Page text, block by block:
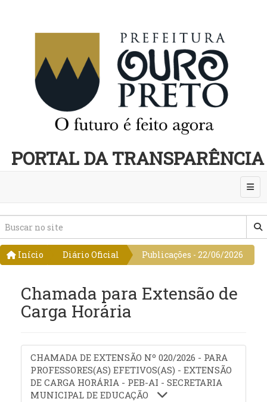
PORTAL DA TRANSPARÊNCIA
Início Diário Oficial Publicações - 22/06/2026
Chamada para Extensão de
Carga Horária
CHAMADA DE EXTENSÃO Nº 020/2026 - PARA
PROFESSORES(AS) EFETIVOS(AS) - EXTENSÃO
DE CARGA HORÁRIA - PEB-AI - SECRETARIA
MUNICIPAL DE EDUCAÇÃO